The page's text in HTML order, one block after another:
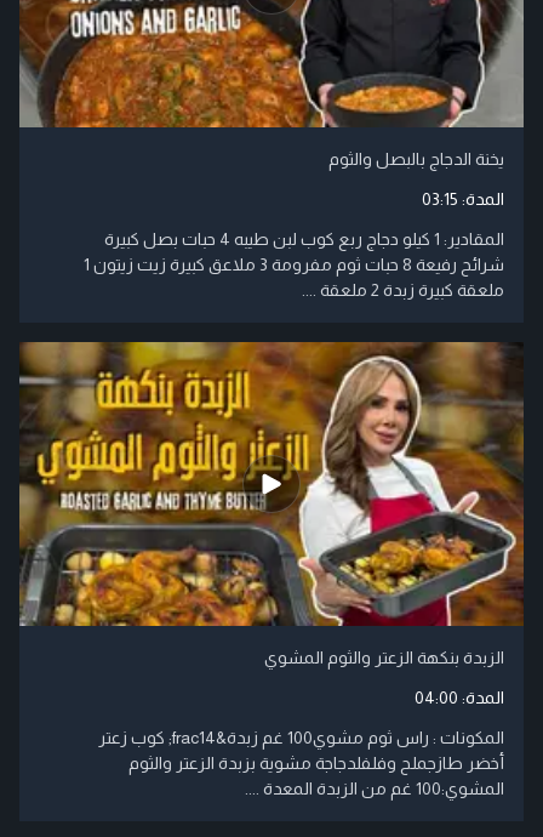
يخنة الدجاج بالبصل والثوم
المدة: 03:15
المقادير: 1 كيلو دجاج ربع كوب لبن طيبه 4 حبات بصل كبيرة
شرائح رفيعة 8 حبات ثوم مفرومة 3 ملاعق كبيرة زيت زيتون 1
ملعقة كبيرة زبدة 2 ملعقة ....
الزبدة بنكهة الزعتر والثوم المشوي
المدة: 04:00
المكونات : راس ثوم مشوي100 غم زبدة&frac14; كوب زعتر
أخضر طازجملح وفلفلدجاجة مشوية بزبدة الزعتر والثوم
المشوي:100 غم من الزبدة المعدة ....